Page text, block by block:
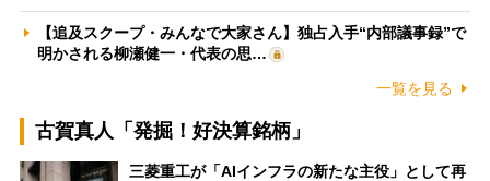
【追及スクープ・みんなで大家さん】独占入手“内部議事録”で
明かされる柳瀬健一・代表の思…
一覧を見る
古賀真人「発掘！好決算銘柄」
三菱重工が「AIインフラの新たな主役」として再